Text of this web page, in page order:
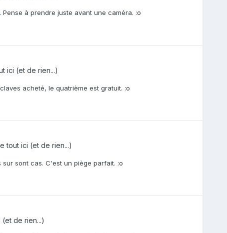
à prendre juste avant une caméra. :o
ici (et de rien...)
acheté, le quatrième est gratuit. :o
tout ici (et de rien...)
sur sont cas. C'est un piège parfait. :o
de rien...)